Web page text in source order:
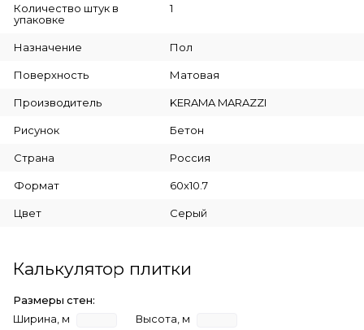
Количество штук в
упаковке
1
Назначение Пол
Поверхность Матовая
Производитель KERAMA MARAZZI
Рисунок Бетон
Страна Россия
Формат 60x10.7
Цвет Серый
Калькулятор плитки
Размеры стен:
Ширина, м
Высота, м